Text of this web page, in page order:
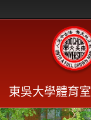
東吳大學體育室